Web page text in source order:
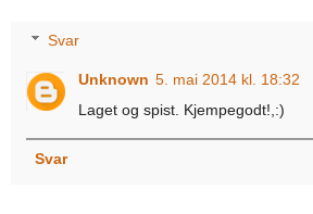
Svar
Unknown 5. mai 2014 kl. 18:32
Laget og spist. Kjempegodt!,:)
Svar